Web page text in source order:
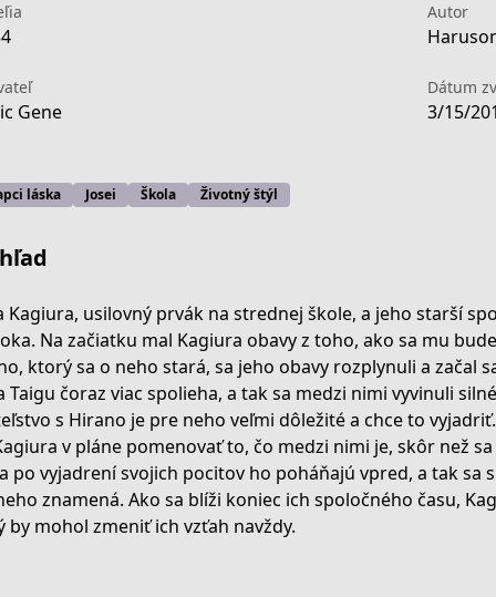
4472-a3d7-1009eb0199e2
to-kagiura
Autor
Gene
Dátum
3/15/
láska Josei Škola Životný štýl
Kagiura, usilovný prvák na strednej škole, a jeho starší
Na začiatku mal Kagiura obavy z toho, ako sa mu
ktorý sa o neho stará, sa jeho obavy rozplynuli a začal
Taigu čoraz viac spolieha, a tak sa medzi nimi vyvinuli
s Hirano je pre neho veľmi dôležité a chce to
v pláne pomenovať to, čo medzi nimi je, skôr než
po vyjadrení svojich pocitov ho poháňajú vpred, a tak sa
znamená. Ako sa blíži koniec ich spoločného času,
by mohol zmeniť ich vzťah navždy.